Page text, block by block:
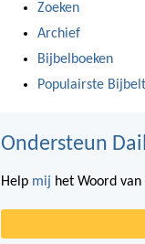
Zoeken
Archief
Bijbelboeken
Populairste
Ondersteun
Help mij het Woord